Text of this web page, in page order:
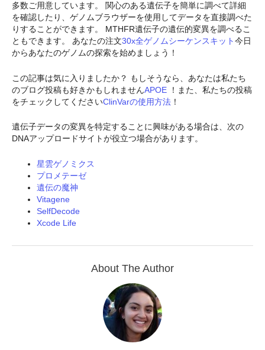
多数ご用意しています。 関心のある遺伝子を簡単に調べて詳細
を確認したり、ゲノムブラウザーを使用してデータを直接調べた
りすることができます。 MTHFR遺伝子の遺伝的変異を調べるこ
ともできます。 あなたの注文30x全ゲノムシーケンスキット今日
からあなたのゲノムの探索を始めましょう！
この記事は気に入りましたか？ もしそうなら、あなたは私たち
のブログ投稿も好きかもしれませんAPOE ！また、私たちの投稿
をチェックしてくださいClinVarの使用方法 ！
遺伝子データの変異を特定することに興味がある場合は、次の
DNAアップロードサイトが役立つ場合があります。
星雲ゲノミクス
プロメテーゼ
遺伝の魔神
Vitagene
SelfDecode
Xcode Life
About The Author